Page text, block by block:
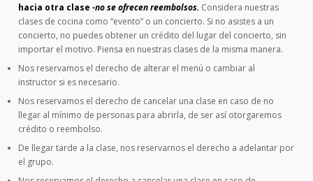
hacia otra clase-no se ofrecen reembolsos. Considera nuestras
clases de cocina como “evento” o un concierto. Si no asistes a un
concierto, no puedes obtener un crédito del lugar del concierto, sin
importar el motivo. Piensa en nuestras clases de la misma manera.
Nos reservamos el derecho de alterar el menú o cambiar al
instructor si es necesario.
Nos reservamos el derecho de cancelar una clase en caso de no
llegar al mínimo de personas para abrirla, de ser así otorgaremos
crédito o reembolso.
De llegar tarde a la clase, nos reservarnos el derecho a adelantar por
el grupo.